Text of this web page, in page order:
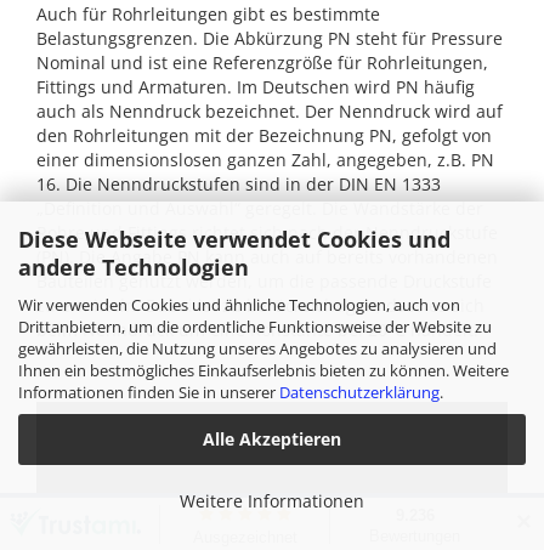
Diese Webseite verwendet Cookies und
andere Technologien
Wir verwenden Cookies und ähnliche Technologien, auch von
Drittanbietern, um die ordentliche Funktionsweise der Website zu
gewährleisten, die Nutzung unseres Angebotes zu analysieren und
Ihnen ein bestmögliches Einkaufserlebnis bieten zu können. Weitere
Informationen finden Sie in unserer Datenschutzerklärung.
Alle Akzeptieren
Weitere Informationen
Auch für Rohrleitungen gibt es bestimmte
Belastungsgrenzen. Die Abkürzung PN steht für Pressure
Nominal und ist eine Referenzgröße für Rohrleitungen,
Fittings und Armaturen. Im Deutschen wird PN häufig
auch als Nenndruck bezeichnet. Der Nenndruck wird auf
den Rohrleitungen mit der Bezeichnung PN, gefolgt von
einer dimensionslosen ganzen Zahl, angegeben, z.B. PN
16. Die Nenndruckstufen sind in der DIN EN 1333
„Definition und Auswahl“ geregelt. Die Wandstärke der
Rohre und Fittings richtet sich nach der Nenndruckstufe
(PN). Die Angabe PN kann auch auf bereits vorhandenen
Bauteilen genutzt werden, um die passende Druckstufe
zu ermitteln. Dabei ist zu berücksichtigen, dass es sich
beim Nenndruck um eine Konstante bei 20°C handelt.